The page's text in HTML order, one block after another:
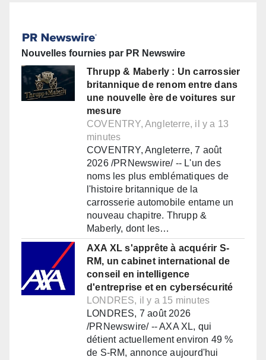
Nouvelles fournies par PR Newswire
Thrupp & Maberly : Un carrossier
britannique de renom entre dans
une nouvelle ère de voitures sur
mesure
COVENTRY, Angleterre, il y a 13
minutes
COVENTRY, Angleterre, 7 août
2026 /PRNewswire/ -- L'un des
noms les plus emblématiques de
l'histoire britannique de la
carrosserie automobile entame un
nouveau chapitre. Thrupp &
Maberly, dont les…
AXA XL s'apprête à acquérir S-
RM, un cabinet international de
conseil en intelligence
d'entreprise et en cybersécurité
LONDRES, il y a 15 minutes
LONDRES, 7 août 2026
/PRNewswire/ -- AXA XL, qui
détient actuellement environ 49 %
de S-RM, annonce aujourd'hui